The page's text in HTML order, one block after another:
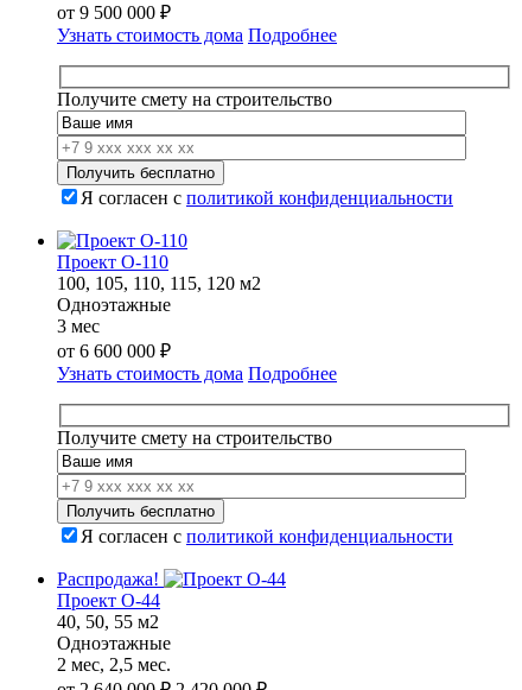
от 9 500 000 ₽
Узнать стоимость дома Подробнее
Получите смету на строительство
Я согласен с политикой конфиденциальности
Проект О-110
100, 105, 110, 115, 120 м2
Одноэтажные
3 мес
от 6 600 000 ₽
Узнать стоимость дома Подробнее
Получите смету на строительство
Я согласен с политикой конфиденциальности
Распродажа!
Проект О-44
40, 50, 55 м2
Одноэтажные
2 мес, 2,5 мес.
ПервоначальнаяТекущая